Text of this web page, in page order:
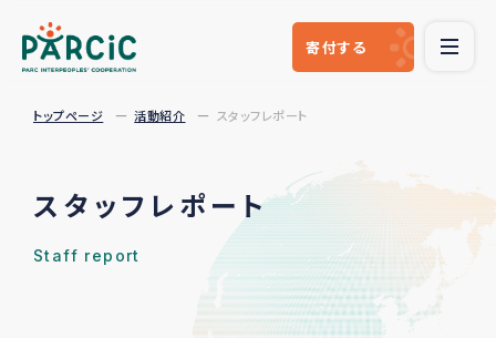
寄付する
トップページ 活動紹介 スタッフレポート
スタッフレポート
Staff report